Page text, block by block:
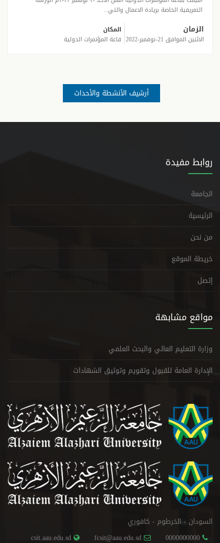
التعريفية الخاصة بريادة الاعمال والتي...
الزمان
الاثنين الموافق 21-نوفمبر-2022
المكان
قاعة المؤتمرات الدولية
أرشيف الأنشطة والأحداث
روابط مفيدة
الجامعة
الرئيسية
من نحن
خريطة الموقع
إتصل
مواقع مشابهة
وزارة التعليم العالي والبحث العلمي
الإدارة العامة للقبول وتقويم وتوثيق الشهادات
السودان - الخرطوم - كافوري
0000000000
fcsit@aau.edu.sd
csit.aau.edu.sd